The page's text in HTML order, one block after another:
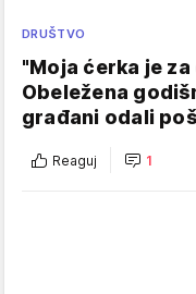
DRUŠTVO
"Moja ćerka je
Obeležena
građani odali
Reaguj 1